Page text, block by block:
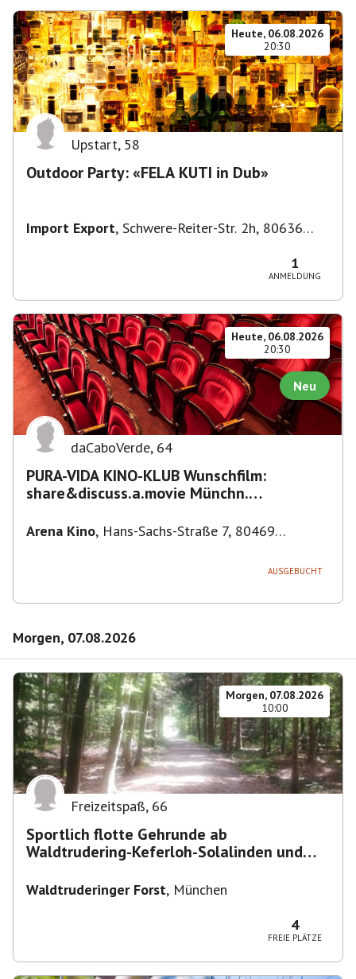
Heute, 06.08.2026
20:30
Upstart, 58
Outdoor Party: «FELA KUTI in Dub»
Import Export, Schwere-Reiter-Str. 2h, 80636
1
ANMELDUNG
Heute, 06.08.2026
20:30
Neu
daCaboVerde, 64
PURA-VIDA KINO-KLUB Wunschfilm:
share&discuss.a.movie Münchn.
Arena Kino, Hans-Sachs-Straße 7, 80469
AUSGEBUCHT
Morgen, 07.08.2026
Morgen, 07.08.2026
10:00
Freizeitspaß, 66
Sportlich flotte Gehrunde ab
Waldtrudering-Keferloh-Solalinden und
Waldtruderinger Forst, München
4
FREIE PLÄTZE